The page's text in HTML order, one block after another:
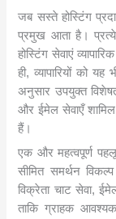
जब सस्ते होस्टिंग
प्रमुख आता है।
होस्टिंग सेवाएं
ही, व्यापारियों को
अनुसार उपयुक्त
और ईमेल सेवाएँ
हैं।
एक और महत्वपूर्ण
सीमित समर्थन
विक्रेता चाट सेवा,
ताकि ग्राहक